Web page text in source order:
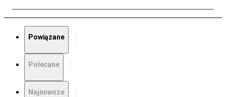
Powiązane
Polecane
Najnowsze